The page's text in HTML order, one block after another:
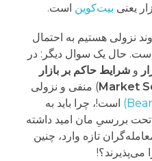
یعنی بیت‌کوین است.
نزولی هستیم به احتمال
است. حال یک سوال دیگر: در
و شرایط حاکم بر بازار
) منفی و نزولی
است!، چرا باید به
بررسیِ مان امید داشته
تازه وارد، چنین